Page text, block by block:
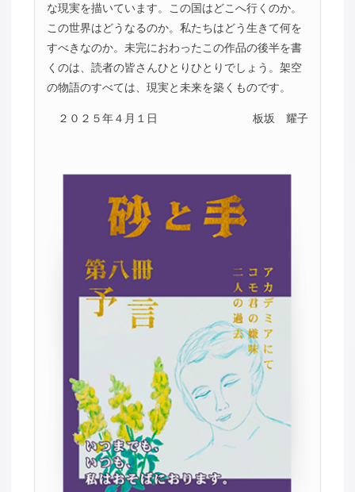
な現実を描いています。この国はどこへ行くのか。
この世界はどうなるのか。私たちはどう生きて何を
すべきなのか。未完におわったこの作品の後半を書
くのは、読者の皆さんひとりひとりでしょう。架空
の物語のすべては、現実と未来を築くものです。
２０２５年４月１日 板坂 耀子